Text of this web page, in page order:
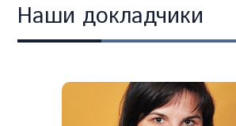
Наши докладчики